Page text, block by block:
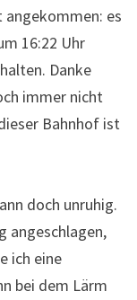
angekommen: es
16:22 Uhr
Danke
immer nicht
Bahnhof ist
doch unruhig.
angeschlagen,
ich eine
bei dem Lärm